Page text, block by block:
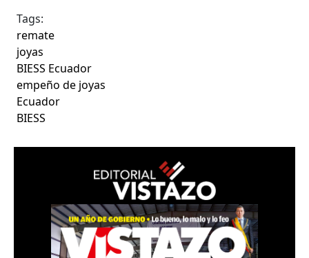
Tags:
remate
joyas
BIESS Ecuador
empeño de joyas
Ecuador
BIESS